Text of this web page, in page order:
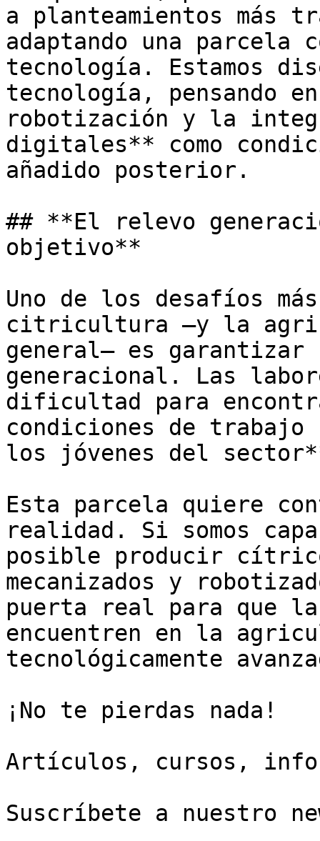
a planteamientos más
adaptando una parcela
tecnología. Estamos
tecnología, pensando
robotización y la
digitales** como
añadido posterior.
## **El relevo
objetivo**
Uno de los desafíos
citricultura —y la
general— es garantizar
generacional. Las
dificultad para
condiciones de
los jóvenes del
Esta parcela quiere
realidad. Si somos
posible producir
mecanizados y
puerta real para que
encuentren en la
tecnológicamente
¡No te pierdas nada!
Artículos, cursos,
Suscríbete a nuestro